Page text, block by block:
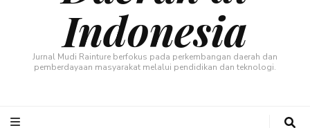
Indonesia
Jurnal Mudi Rainture berfokus pada perkembangan daerah dan
pemberdayaan masyarakat melalui pendidikan dan teknologi.